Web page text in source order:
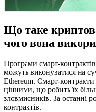
Що таке
чого вона
Програми смарт-контрактів
можуть виконуватися на
Ethereum. Смарт-
цінними, що робить їх
зловмисників. За останні
контрактів.